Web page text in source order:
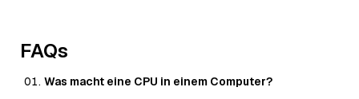
FAQs
Was macht eine CPU in einem Computer?